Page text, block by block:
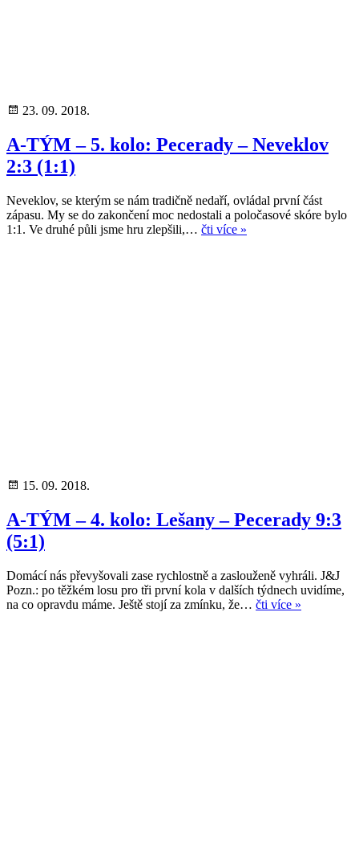
23. 09. 2018.
A-TÝM – 5. kolo: Pecerady – Neveklov
2:3 (1:1)
Neveklov, se kterým se nám tradičně nedaří, ovládal první část
zápasu. My se do zakončení moc nedostali a poločasové skóre bylo
1:1. Ve druhé půli jsme hru zlepšili,… čti více »
15. 09. 2018.
A-TÝM – 4. kolo: Lešany – Pecerady 9:3
(5:1)
Domácí nás převyšovali zase rychlostně a zaslouženě vyhráli. J&J
Pozn.: po těžkém losu pro tři první kola v dalších týdnech uvidíme,
na co opravdu máme. Ještě stojí za zmínku, že… čti více »